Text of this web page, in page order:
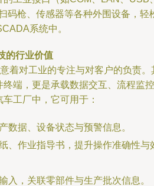
码枪、传感器等各种外围设备，轻
系统中。
的行业价值
着对工业的专注与对客户的负责。
端，更是承载数据交互、流程监控
工厂中，它可用于：
数据、设备状态与预警信息。
、作业指导书，提升操作准确性与
入，关联零部件与生产批次信息。